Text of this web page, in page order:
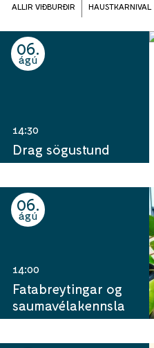
ALLIR VIÐBURÐIR HAUSTKARNIVAL
06
ágú
14:30
Drag sögustund
06
ágú
14:00
Fatabreytingar og
saumavélakennsla